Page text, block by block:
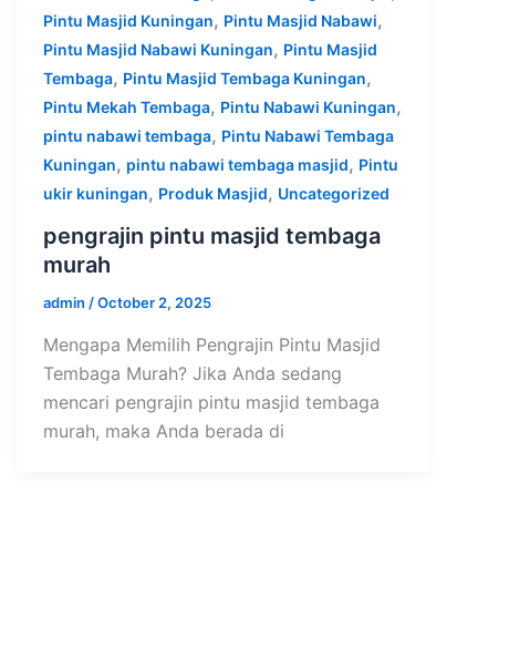
Pintu Masjid Kuningan, Pintu Masjid Nabawi,
Pintu Masjid Nabawi Kuningan, Pintu Masjid
Tembaga, Pintu Masjid Tembaga Kuningan,
Pintu Mekah Tembaga, Pintu Nabawi Kuningan,
pintu nabawi tembaga, Pintu Nabawi Tembaga
Kuningan, pintu nabawi tembaga masjid, Pintu
ukir kuningan, Produk Masjid, Uncategorized
pengrajin pintu masjid tembaga
murah
admin /October 2, 2025
Mengapa Memilih Pengrajin Pintu Masjid
Tembaga Murah? Jika Anda sedang
mencari pengrajin pintu masjid tembaga
murah, maka Anda berada di